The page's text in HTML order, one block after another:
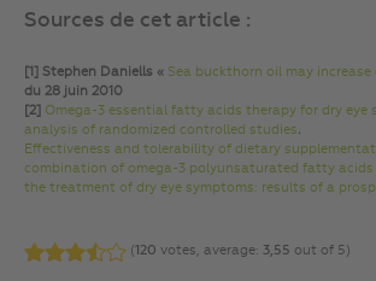
Sources de cet article :
[1] Stephen Daniells « Sea buckthorn oil may increase
du 28 juin 2010
[2] Omega-3 essential fatty acids therapy for dry eye
analysis of randomized controlled studies.
Effectiveness and tolerability of dietary
combination of omega-3 polyunsaturated fatty
the treatment of dry eye symptoms: results of a
(120 votes, average: 3,55 out of 5)